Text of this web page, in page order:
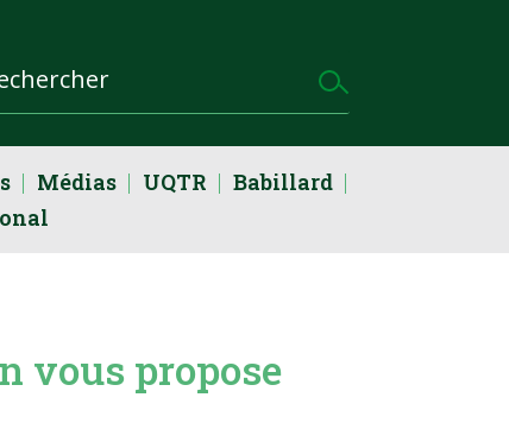
Médias UQTR
Babillard
vous propose